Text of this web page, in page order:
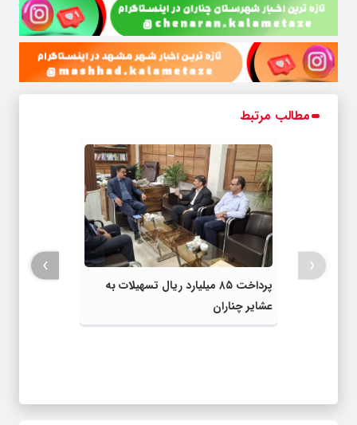
مطالب مرتبط
پرداخت ۸۵ میلیارد ریال تسهیلات به
عشایر چناران
‹
›